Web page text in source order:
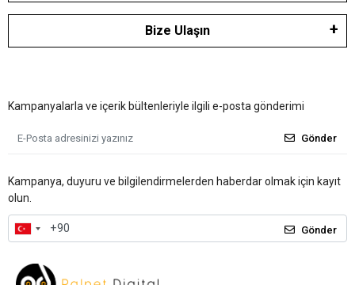
Bize Ulaşın
Kampanyalarla ve içerik bültenleriyle ilgili e-posta gönderimi
Gönder
Kampanya, duyuru ve bilgilendirmelerden haberdar olmak için kayıt
olun.
Gönder